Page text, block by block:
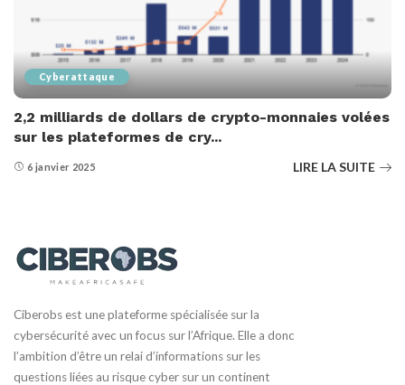
Cyberattaque
2,2 milliards de dollars de crypto-monnaies volées
sur les plateformes de cry...
6 janvier 2025 LIRE LA SUITE
Ciberobs est une plateforme spécialisée sur la
cybersécurité avec un focus sur l’Afrique. Elle a donc
l’ambition d’être un relai d’informations sur les
questions liées au risque cyber sur un continent